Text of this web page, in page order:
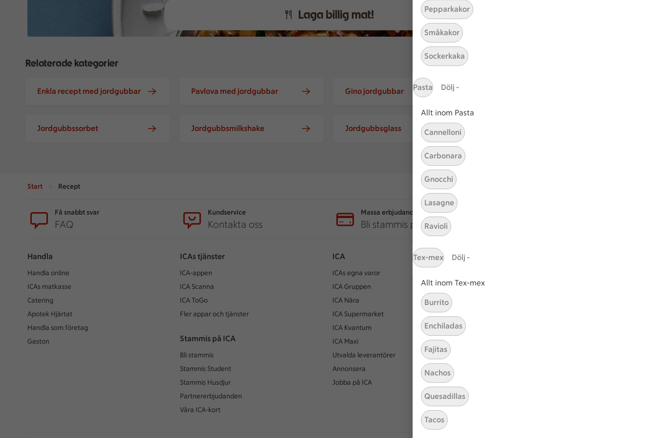
Pepparkakor
Småkakor
Sockerkaka
Pasta Dölj -
Allt inom Pasta
Cannelloni
Carbonara
Gnocchi
Lasagne
Ravioli
Tex-mex Dölj -
Allt inom Tex-mex
Burrito
Enchiladas
Fajitas
Nachos
Quesadillas
Tacos
Relaterade kategorier
Enkla recept med jordgubbar Pavlova med jordgubbar Gino jordgubbar
Jordgubbssorbet Jordgubbsmilkshake Jordgubbsglass
Start Recept
Få snabbt svar
FAQ
Kundservice
Kontakta oss
Massa erbjudanden
Bli stammis på ICA
Handla
Handla online
ICAs matkasse
Catering
Apotek Hjärtat
Handla som företag
Gaston
ICAs tjänster
ICA-appen
ICA Scanna
ICA ToGo
Fler appar och tjänster
Stammis på ICA
Bli stammis
Stammis Student
Stammis Husdjur
Partnererbjudanden
Våra ICA-kort
ICA
ICAs egna varor
ICA Gruppen
ICA Nära
ICA Supermarket
ICA Kvantum
ICA Maxi
Utvalda leverantörer
Annonsera
Jobba på ICA